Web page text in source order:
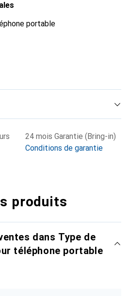
portable
24 mois Garantie (Bring-in)
Conditions de garantie
produits
dans Type de
téléphone portable